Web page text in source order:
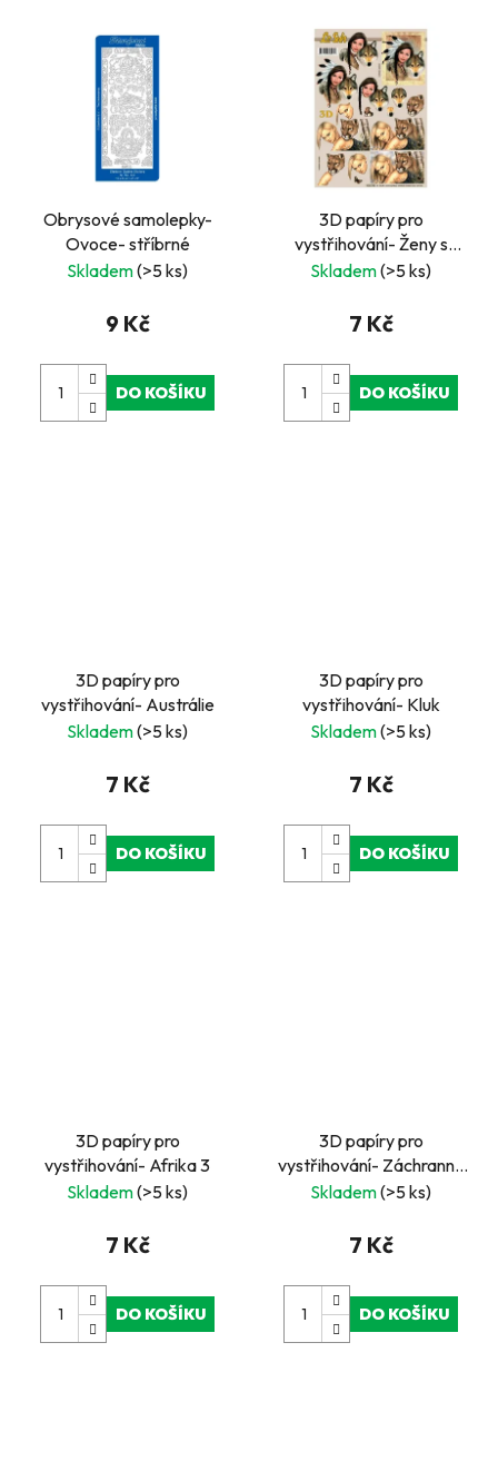
Obrysové samolepky-
Ovoce- stříbrné
Skladem(>5 ks)
9 Kč
DO KOŠÍKU
3D papíry pro
vystřihování- Ženy s
vlkem a pumou
Skladem(>5 ks)
7 Kč
DO KOŠÍKU
3D papíry pro
vystřihování- Austrálie
Skladem(>5 ks)
7 Kč
DO KOŠÍKU
3D papíry pro
vystřihování- Kluk
Skladem(>5 ks)
7 Kč
DO KOŠÍKU
3D papíry pro
vystřihování- Afrika 3
Skladem(>5 ks)
7 Kč
DO KOŠÍKU
3D papíry pro
vystřihování- Záchranná
služba
Skladem(>5 ks)
7 Kč
DO KOŠÍKU